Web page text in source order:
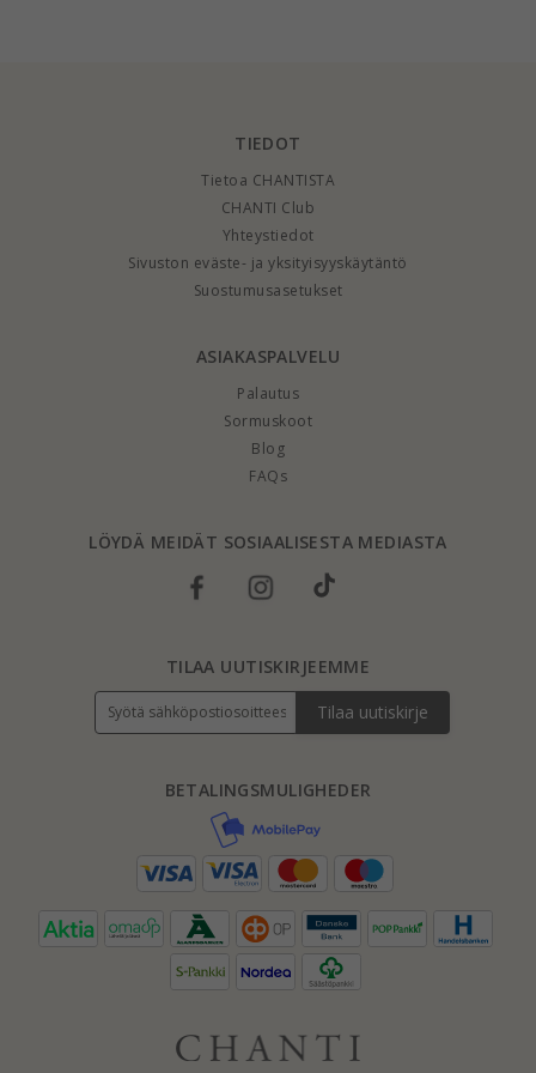
TIEDOT
Tietoa CHANTISTA
CHANTI Club
Yhteystiedot
Sivuston eväste- ja yksityisyyskäytäntö
Suostumusasetukset
ASIAKASPALVELU
Palautus
Sormuskoot
Blog
FAQs
LÖYDÄ MEIDÄT SOSIAALISESTA MEDIASTA
BETALINGSMULIGHEDER
TILAA UUTISKIRJEEMME
Tilaa uutiskirje